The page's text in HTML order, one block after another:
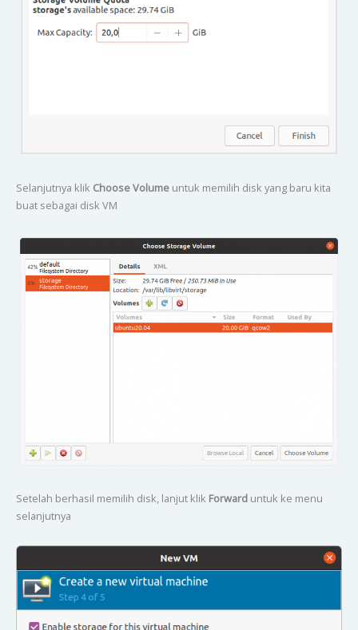
Selanjutnya klik Choose Volumeuntuk memilih disk yang baru kita
buat sebagai disk VM
Setelah berhasil memilih disk, lanjut klik Forward untuk ke menu
selanjutnya